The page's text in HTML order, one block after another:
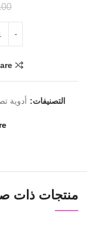
التصنيفات: أدوية
منتجات ذات